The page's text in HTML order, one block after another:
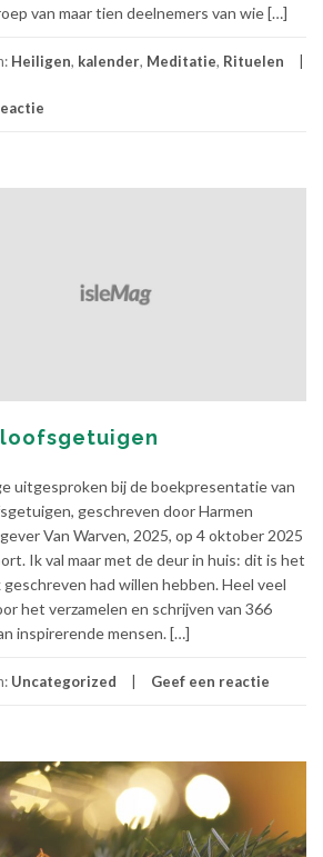
van maar tien deelnemers van wie […]
Heiligen, kalender, Meditatie, Rituelen
uitgesproken bij de boekpresentatie van
geschreven door Harmen
Van Warven, 2025, op 4 oktober 2025
Ik val maar met de deur in huis: dit is het
had willen hebben. Heel veel
het verzamelen en schrijven van 366
inspirerende mensen. […]
Uncategorized Geef een reactie